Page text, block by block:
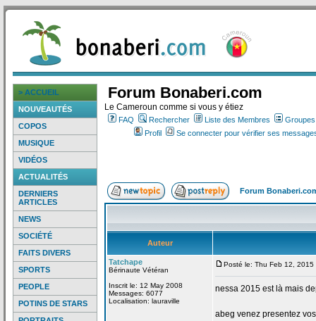
> ACCUEIL
NOUVEAUTÉS
COPOS
MUSIQUE
VIDÉOS
ACTUALITÉS
DERNIERS
ARTICLES
NEWS
SOCIÉTÉ
FAITS DIVERS
SPORTS
PEOPLE
POTINS DE STARS
Forum Bonaberi.com
Le Cameroun comme si vous y étiez
FAQ Rechercher Liste des Membres
Profil
Se connecter pour vérifier ses
Forum
Auteur
Tatchape
Bérinaute Vétéran
Inscrit le: 12 May 2008
Messages: 6077
Localisation: lauraville
Posté le: Thu Feb 12, 2015
nessa 2015 est là mais
abeg venez presentez